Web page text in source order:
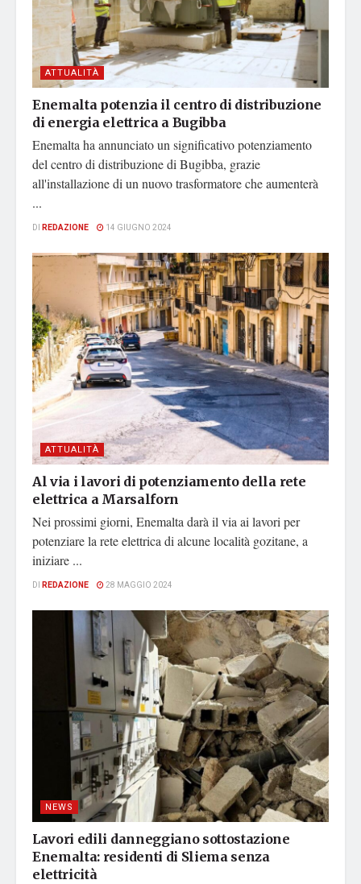
ATTUALITÀ
Enemalta potenzia il centro di distribuzione
di energia elettrica a Bugibba
Enemalta ha annunciato un significativo potenziamento
del centro di distribuzione di Bugibba, grazie
all'installazione di un nuovo trasformatore che aumenterà
...
DI REDAZIONE 14 GIUGNO 2024
ATTUALITÀ
Al via i lavori di potenziamento della rete
elettrica a Marsalforn
Nei prossimi giorni, Enemalta darà il via ai lavori per
potenziare la rete elettrica di alcune località gozitane, a
iniziare ...
DI REDAZIONE 28 MAGGIO 2024
NEWS
Lavori edili danneggiano sottostazione
Enemalta: residenti di Sliema senza
elettricità